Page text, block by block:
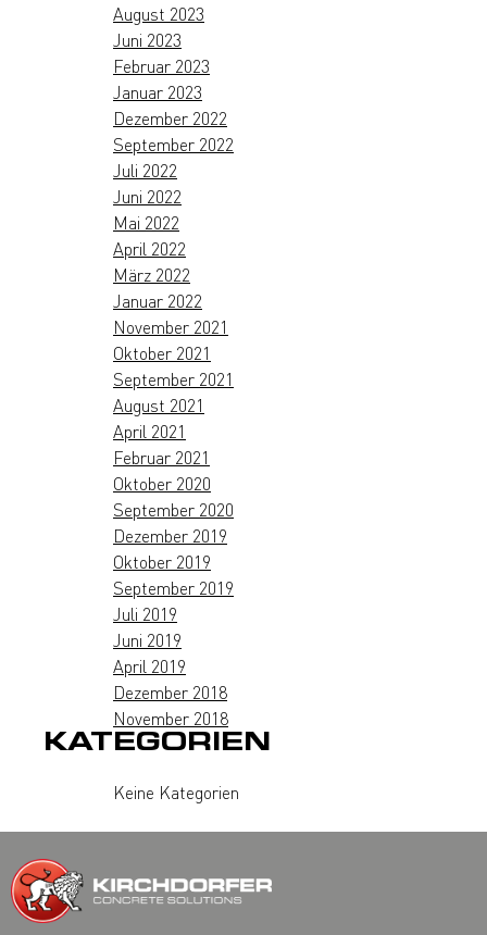
August 2023
Juni 2023
Februar 2023
Januar 2023
Dezember 2022
September 2022
Juli 2022
Juni 2022
Mai 2022
April 2022
März 2022
Januar 2022
November 2021
Oktober 2021
September 2021
August 2021
April 2021
Februar 2021
Oktober 2020
September 2020
Dezember 2019
Oktober 2019
September 2019
Juli 2019
Juni 2019
April 2019
Dezember 2018
November 2018
KATEGORIEN
Keine Kategorien